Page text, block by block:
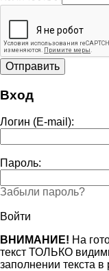
Вход
Логин (E-mail):
Пароль:
Забыли пароль?
Войти
ВНИМАНИЕ! На
текст ТОЛЬКО
заполнении текста